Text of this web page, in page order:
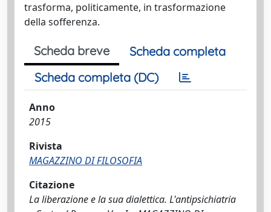
trasforma, politicamente, in trasformazione
della sofferenza.
Scheda breve
Scheda completa
Scheda completa (DC)
Anno
2015
Rivista
MAGAZZINO DI FILOSOFIA
Citazione
La liberazione e la sua dialettica. L'antipsichiatria